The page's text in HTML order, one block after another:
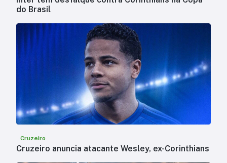
do Brasil
Cruzeiro
Cruzeiro anuncia atacante Wesley, ex-Corinthians